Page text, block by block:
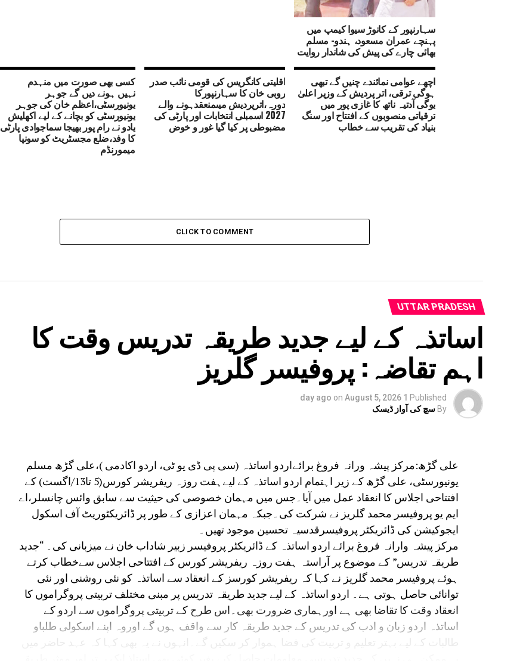
سہارنپور کے کانوڑ سیوا کیمپ میں
پہنچے عمران مسعود، ہندو- مسلم
بھائی چارے کی پیش کی شاندار روایت
اچھے عوامی نمائندے چنیں گے تبھی
ہوگی ترقی، اتر پردیش کے وزیر اعلیٰ
یوگی آدتیہ ناتھ کا غازی پور میں
ترقیاتی منصوبوں کے افتتاح اور سنگ
بنیاد کی تقریب سے خطاب
اقلیتی کانگریس کی قومی نائب صدر
روبی خان کا سہارنپورکا
دورہ،اترپردیش میںمنعقدہونے والے
2027 اسمبلی انتخابات اور پارٹی کی
مضبوطی پر کیا گیا غور و خوض
کسی بھی صورت میں منہدم
نہیں ہونے دیں گے جوہر
یونیورسٹی،اعظم خان کی جوہر
یونیورسٹی کو بچانے کے لیے اکھلیش
یادو نے رام پور بھیجا سماجوادی پارٹی
کا وفد،ضلع مجسٹریٹ کو سونپا
میمورنڈم
CLICK TO COMMENT
UTTAR PRADESH
اساتذہ کے لیے جدید طریقہ تدریس وقت کا
اہم تقاضہ: پروفیسر گلریز
Published
1 day ago
on August 5, 2026
By سچ کی آواز ڈیسک
علی گڑھ:مرکز پیشہ ورانہ فروغ برائےاردو اساتذہ (سی پی ڈی یو ٹی، اردو اکادمی )،علی گڑھ مسلم
یونیورسٹی، علی گڑھ کے زیر اہتمام اردو اساتذہ کے لیےہفت روزہ ریفریشر کورس(5 تا13/اگست) کے
افتتاحی اجلاس کا انعقاد عمل میں آیا۔جس میں مہمان خصوصی کی حیثیت سے سابق وائس چانسلر،اے
ایم یو پروفیسر محمد گلریز نے شرکت کی۔جبکہ مہمان اعزازی کے طور پر ڈائریکٹوریٹ آف اسکول
ایجوکیشن کی ڈائریکٹر پروفیسرقدسیہ تحسین موجود تھیں۔
مرکز پیشہ وارانہ فروغ برائے اردو اساتذہ کے ڈائریکٹر پروفیسر زبیر شاداب خان نے میزبانی کی۔ “جدید
طریقہ تدریس” کے موضوع پر آراستہ ہفت روزہ ریفریشر کورس کے افتتاحی اجلاس سےخطاب کرتے
ہوئے پروفیسر محمد گلریز نے کہا کہ ریفریشر کورسز کے انعقاد سے اساتذہ کو نئی روشنی اور نئی
توانائی حاصل ہوتی ہے۔ اردو اساتذہ کے لیے جدید طریقہ تدریس پر مبنی مختلف تربیتی پروگراموں کا
انعقاد وقت کا تقاضا بھی ہے اورہماری ضرورت بھی۔اس طرح کے تربیتی پروگراموں سے اردو کے
اساتذہ اردو زبان و ادب کی تدریس کے جدید طریقہ کار سے واقف ہوں گے اوروہ اپنے اسکولی طلباو
طالبات کے لیے بہتر تعلیم و تربیت کی فضا ہموار کر سکیں گے۔انہوں نے یہ بھی کہا کہ عہد حاضر میں